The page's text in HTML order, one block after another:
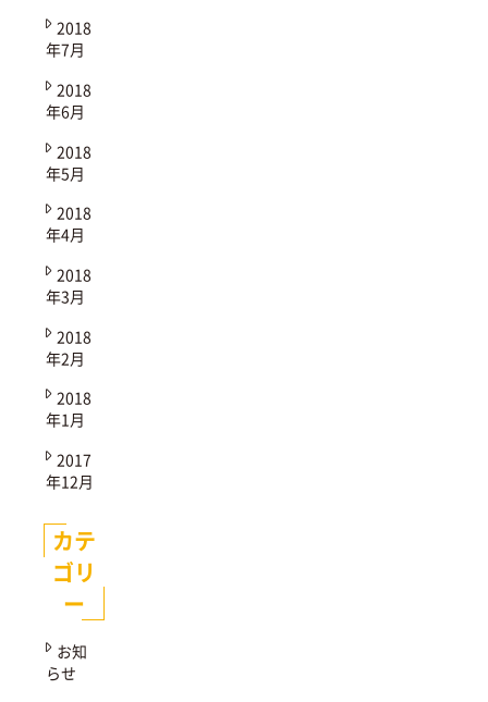
2018
年7月
2018
年6月
2018
年5月
2018
年4月
2018
年3月
2018
年2月
2018
年1月
2017
年12月
カテ
ゴリ
ー
お知
らせ